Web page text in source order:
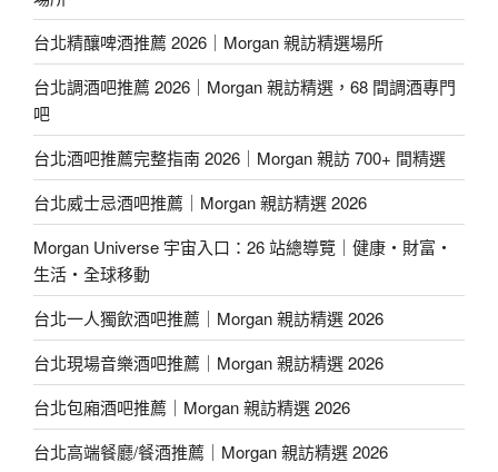
台北精釀啤酒推薦 2026｜Morgan 親訪精選場所
台北調酒吧推薦 2026｜Morgan 親訪精選，68 間調酒專門
吧
台北酒吧推薦完整指南 2026｜Morgan 親訪 700+ 間精選
台北威士忌酒吧推薦｜Morgan 親訪精選 2026
Morgan Universe 宇宙入口：26 站總導覽｜健康・財富・
生活・全球移動
台北一人獨飲酒吧推薦｜Morgan 親訪精選 2026
台北現場音樂酒吧推薦｜Morgan 親訪精選 2026
台北包廂酒吧推薦｜Morgan 親訪精選 2026
台北高端餐廳/餐酒推薦｜Morgan 親訪精選 2026